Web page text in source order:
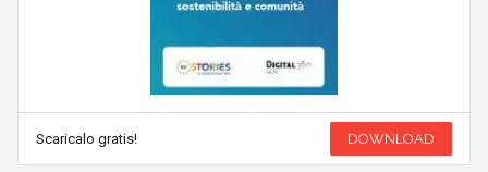
Scaricalo gratis! DOWNLOAD